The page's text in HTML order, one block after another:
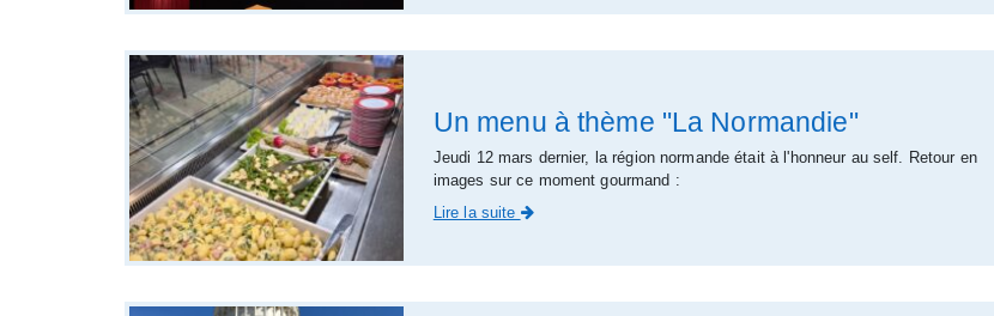
Un menu à thème "La Normandie"
Jeudi 12 mars dernier, la région normande était à l'honneur au self. Retour en
images sur ce moment gourmand :
Lire la suite